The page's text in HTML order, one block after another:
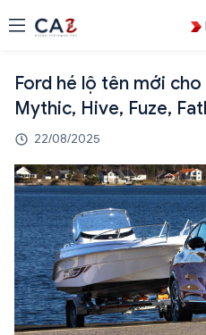
Ford hé lộ tên mới
Mythic, Hive, Fuze,
22/08/2025